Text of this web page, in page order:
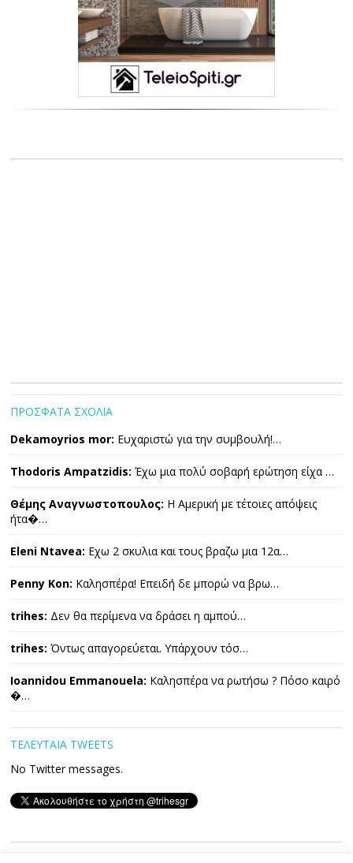
ΠΡΟΣΦΑΤΑ ΣΧΟΛΙΑ
Dekamoyrios mor: Ευχαριστώ για την συμβουλή!…
Thodoris Ampatzidis: Έχω μια πολύ σοβαρή ερώτηση είχα …
Θέμης Αναγνωστοπουλος: Η Αμερική με τέτοιες απόψεις
ήτα�…
Eleni Ntavea: Εχω 2 σκυλια και τους βραζω μια 12α…
Penny Kon: Καλησπέρα! Επειδή δε μπορώ να βρω…
trihes: Δεν θα περίμενα να δράσει η αμπού…
trihes: Όντως απαγορεύεται. Υπάρχουν τόσ…
Ioannidou Emmanouela: Καλησπέρα να ρωτήσω ? Πόσο καιρό
�…
ΤΕΛΕΥΤΑΙΑ TWEETS
No Twitter messages.